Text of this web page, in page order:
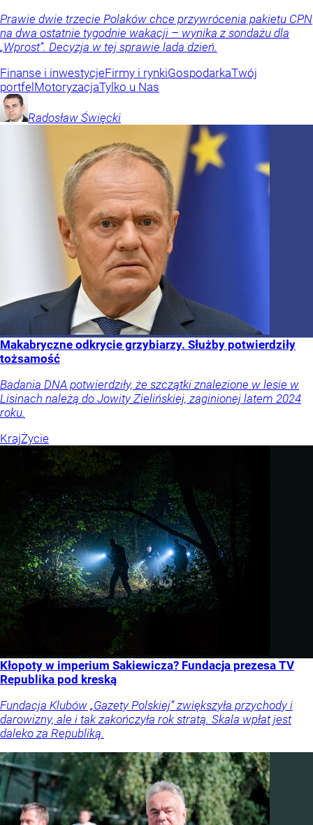
Prawie dwie trzecie Polaków chce przywrócenia pakietu CPN
na dwa ostatnie tygodnie wakacji – wynika z sondażu dla
„Wprost”. Decyzja w tej sprawie lada dzień.
Finanse i inwestycjeFirmy i rynkiGospodarkaTwój
portfelMotoryzacjaTylko u Nas
Radosław Święcki
Makabryczne odkrycie grzybiarzy. Służby potwierdziły
tożsamość
Badania DNA potwierdziły, że szczątki znalezione w lesie w
Lisinach należą do Jowity Zielińskiej, zaginionej latem 2024
roku.
KrajŻycie
Kłopoty w imperium Sakiewicza? Fundacja prezesa TV
Republika pod kreską
Fundacja Klubów „Gazety Polskiej” zwiększyła przychody i
darowizny, ale i tak zakończyła rok stratą. Skala wpłat jest
daleko za Republiką.